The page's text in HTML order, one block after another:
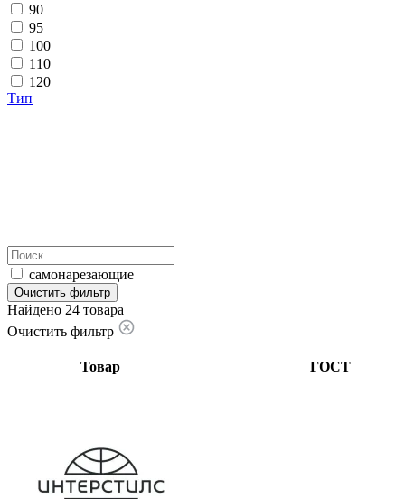
90
95
100
110
120
Тип
самонарезающие
Очистить фильтр
Найдено 24 товара
Очистить фильтр
Товар ГОСТ